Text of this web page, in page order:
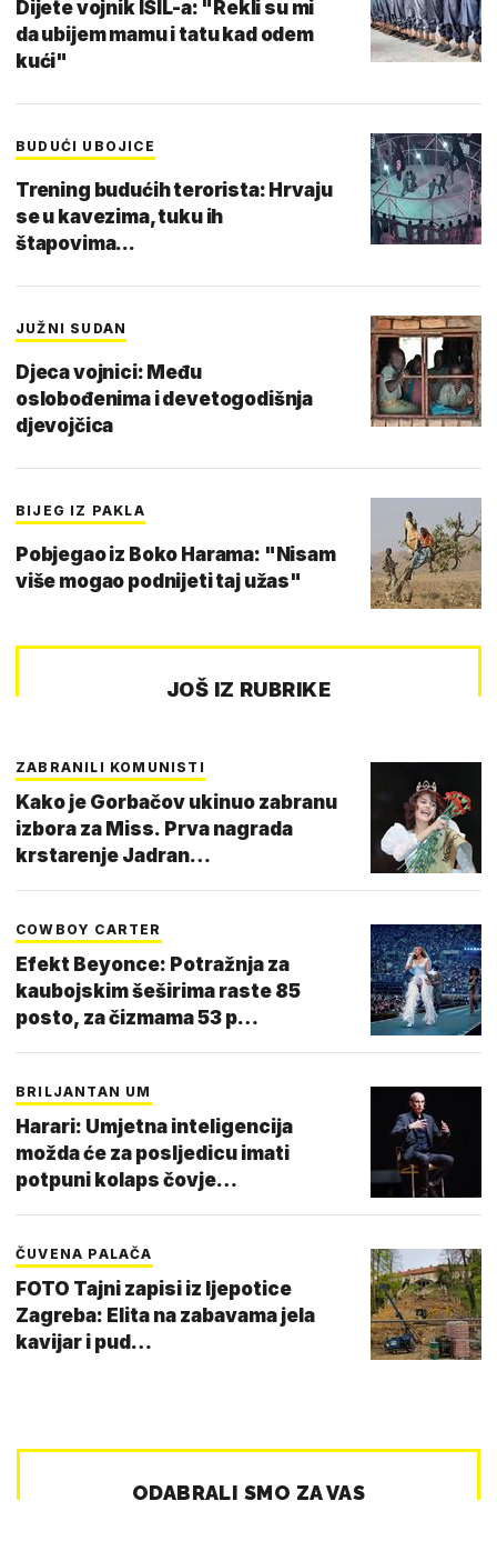
Dijete vojnik ISIL-a: "Rekli su mi
da ubijem mamu i tatu kad odem
kući"
BUDUĆI UBOJICE
Trening budućih terorista: Hrvaju
se u kavezima, tuku ih
štapovima...
JUŽNI SUDAN
Djeca vojnici: Među
oslobođenima i devetogodišnja
djevojčica
BIJEG IZ PAKLA
Pobjegao iz Boko Harama: "Nisam
više mogao podnijeti taj užas"
JOŠ IZ RUBRIKE
ZABRANILI KOMUNISTI
Kako je Gorbačov ukinuo zabranu
izbora za Miss. Prva nagrada
krstarenje Jadran…
COWBOY CARTER
Efekt Beyonce: Potražnja za
kaubojskim šeširima raste 85
posto, za čizmama 53 p…
BRILJANTAN UM
Harari: Umjetna inteligencija
možda će za posljedicu imati
potpuni kolaps čovje…
ČUVENA PALAČA
FOTO Tajni zapisi iz ljepotice
Zagreba: Elita na zabavama jela
kavijar i pud…